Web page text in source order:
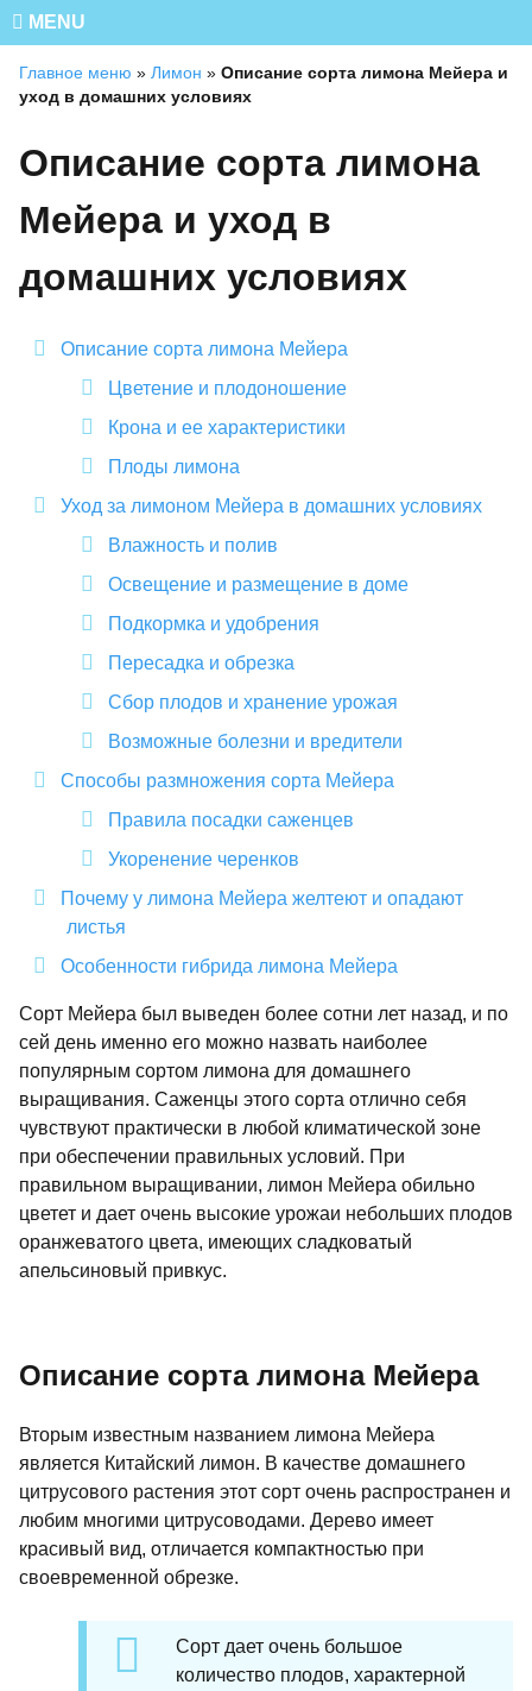
MENU
Главное меню » Лимон » Описание сорта лимона Мейера и
уход в домашних условиях
Описание сорта лимона
Мейера и уход в
домашних условиях
Описание сорта лимона Мейера
Цветение и плодоношение
Крона и ее характеристики
Плоды лимона
Уход за лимоном Мейера в домашних условиях
Влажность и полив
Освещение и размещение в доме
Подкормка и удобрения
Пересадка и обрезка
Сбор плодов и хранение урожая
Возможные болезни и вредители
Способы размножения сорта Мейера
Правила посадки саженцев
Укоренение черенков
Почему у лимона Мейера желтеют и опадают
листья
Особенности гибрида лимона Мейера
Сорт Мейера был выведен более сотни лет назад, и по
сей день именно его можно назвать наиболее
популярным сортом лимона для домашнего
выращивания. Саженцы этого сорта отлично себя
чувствуют практически в любой климатической зоне
при обеспечении правильных условий. При
правильном выращивании, лимон Мейера обильно
цветет и дает очень высокие урожаи небольших плодов
оранжеватого цвета, имеющих сладковатый
апельсиновый привкус.
Описание сорта лимона Мейера
Вторым известным названием лимона Мейера
является Китайский лимон. В качестве домашнего
цитрусового растения этот сорт очень распространен и
любим многими цитрусоводами. Дерево имеет
красивый вид, отличается компактностью при
своевременной обрезке.
Сорт дает очень большое
количество плодов, характерной